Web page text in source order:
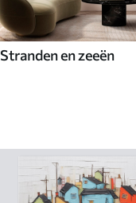
Stranden en zeeën